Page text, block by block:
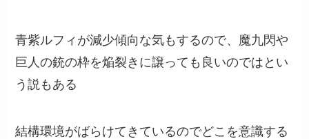
青紫ルフィが減少傾向な気もするので、魔九閃や
巨人の銃の枠を焔裂きに譲っても良いのではとい
う説もある
結構環境がばらけてきているのでどこを意識する